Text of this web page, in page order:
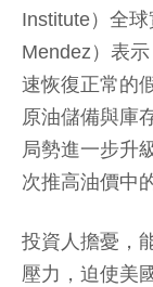
Institute）全
Mendez）表
速恢復正常的
原油儲備與庫
局勢進一步升
次推高油價中
投資人擔憂，
壓力，迫使美